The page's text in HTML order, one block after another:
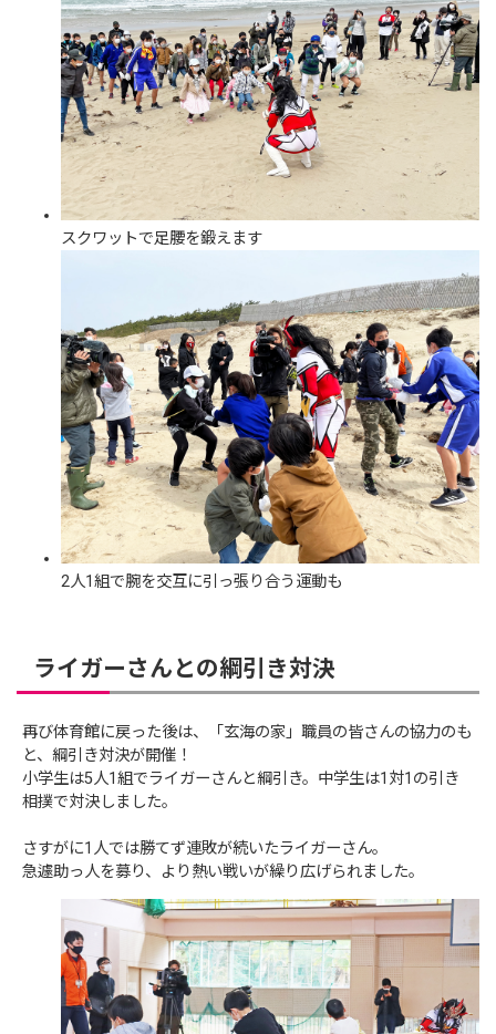
スクワットで足腰を鍛えます
2人1組で腕を交互に引っ張り合う運動も
ライガーさんとの綱引き対決
再び体育館に戻った後は、「玄海の家」職員の皆さんの協力のも
と、綱引き対決が開催！
小学生は5人1組でライガーさんと綱引き。中学生は1対1の引き
相撲で対決しました。
さすがに1人では勝てず連敗が続いたライガーさん。
急遽助っ人を募り、より熱い戦いが繰り広げられました。